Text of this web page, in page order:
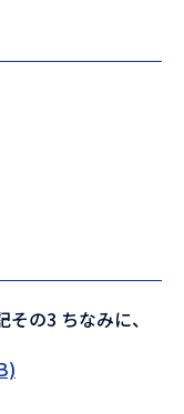
の3 ちなみに、